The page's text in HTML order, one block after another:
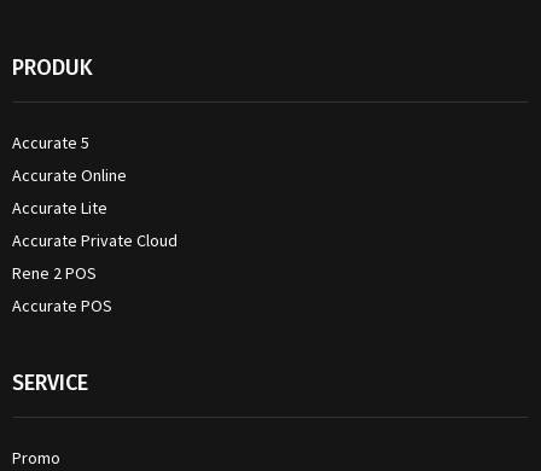
PRODUK
Accurate 5
Accurate Online
Accurate Lite
Accurate Private Cloud
Rene 2 POS
Accurate POS
SERVICE
Promo